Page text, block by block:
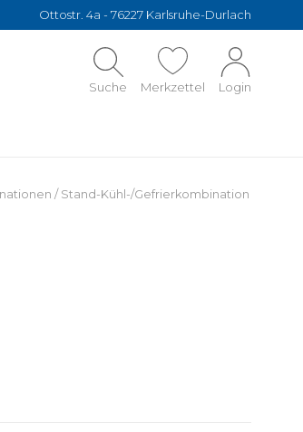
Ottostr. 4a - 76227 Karlsruhe-Durlach
Suche Merkzettel Login
/ Stand-Kühl-/Gefrierkombination